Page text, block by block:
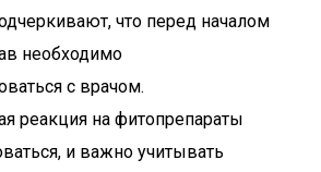
что перед началом
необходимо
с врачом.
реакция на фитопрепараты
и важно учитывать